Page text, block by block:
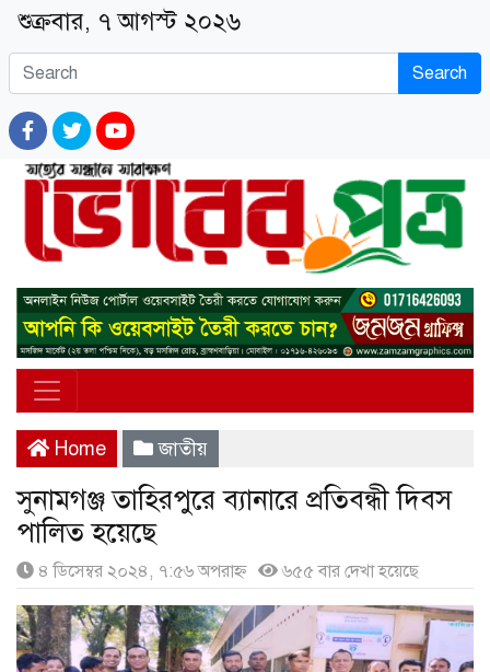
শুক্রবার, ৭ আগস্ট ২০২৬
Search
Home জাতীয়
সুনামগঞ্জ তাহিরপুরে ব্যানারে প্রতিবন্ধী দিবস
পালিত হয়েছে
৪ ডিসেম্বর ২০২৪, ৭:৫৬ অপরাহ্ণ ৬৫৫ বার দেখা হয়েছে